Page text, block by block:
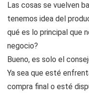
Las cosas se vuelven
tenemos idea del
qué es lo principal que
negocio?
Bueno, es solo el
Ya sea que esté
compra final o esté